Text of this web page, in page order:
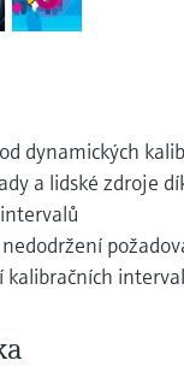
produktů
informacím
k obsluze,
modernější náhradě
čísla, které se
přístroje.
dílů
podle kořenového
mikrovlnné
tlaku
na úrovni
dynamických
a lidské zdroje
kalibračních